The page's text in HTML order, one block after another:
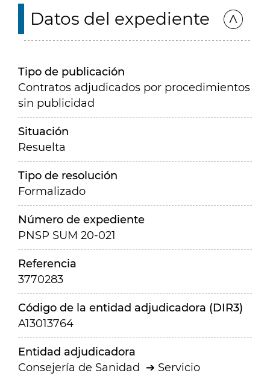
Datos del expediente
Tipo de publicación
Contratos adjudicados por procedimientos
sin publicidad
Situación
Resuelta
Tipo de resolución
Formalizado
Número de expediente
PNSP SUM 20-021
Referencia
3770283
Código de la entidad adjudicadora (DIR3)
A13013764
Entidad adjudicadora
Consejería de Sanidad
Servicio